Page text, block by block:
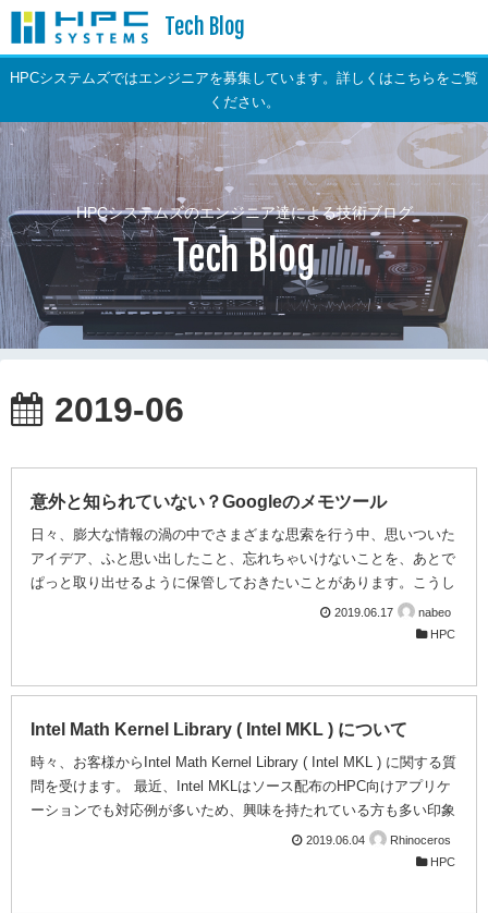
Tech Blog
HPCシステムズではエンジニアを募集しています。詳しくはこちらをご覧
ください。
HPCシステムズのエンジニア達による技術ブログ
Tech Blog
2019-06
意外と知られていない？Googleのメモツール
日々、膨大な情報の渦の中でさまざまな思索を行う中、思いついた
アイデア、ふと思い出したこと、忘れちゃいけないことを、あとで
ぱっと取り出せるように保管しておきたいことがあります。こうし
た用事を片付けるのに様々なツールを試されたことが、これを読ん
でいる貴方も、あるのではないでしょうか。そんな中、意外とあま
と比べながら、紹介したいと思います。 ツールその１「自分の脳
（記憶）」・・・覚えておく。 長所：持ち物が一切不要。 短所：
2019.06.17
nabeo
HPC
Intel Math Kernel Library ( Intel MKL ) について
時々、お客様からIntel Math Kernel Library ( Intel MKL ) に関する質
問を受けます。 最近、Intel MKLはソース配布のHPC向けアプリケ
ーションでも対応例が多いため、興味を持たれている方も多い印象
です。 そのため、今回は Intel MKLについて解説します。 〇 Intel
MKL とは Intel MKLは数値演算ライブラリの１種で、主な機能とし
2019.06.04
Rhinoceros
HPC